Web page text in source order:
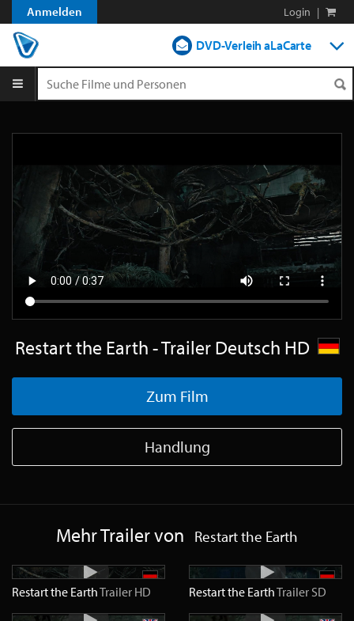
Anmelden Login |
DVD-Verleih aLaCarte
Blog
Restart the Earth - Trailer Deutsch HD
Zum Film
Handlung
Mehr Trailer von Restart the Earth
Restart the EarthTrailer HD Restart the EarthTrailer SD